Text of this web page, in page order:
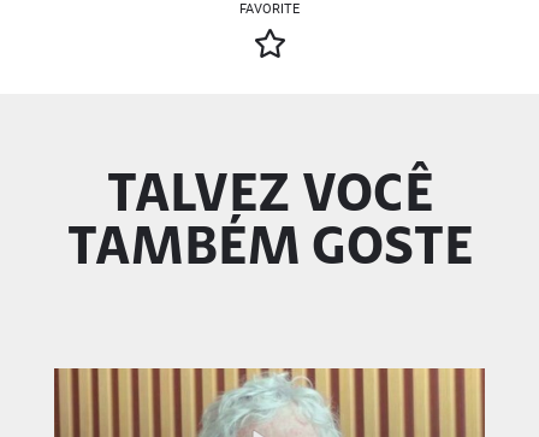
FAVORITE
TALVEZ VOCÊ
TAMBÉM GOSTE